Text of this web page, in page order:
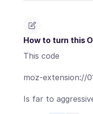
How to turn this
This code
moz-extension://
Is far to